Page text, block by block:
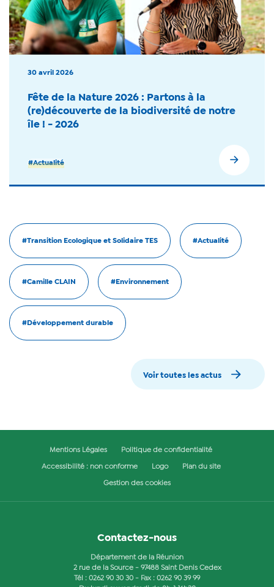
30 avril 2026
Fête de la Nature 2026 : Partons à la
(re)découverte de la biodiversité de notre
île ! - 2026
#Actualité
#Transition Ecologique et Solidaire TES #Actualité
#Camille CLAIN #Environnement
#Développement durable
Voir toutes les actus
Mentions Légales Politique de confidentialité
Accessibilité : non conforme Logo Plan du site
Gestion des cookies
Contactez-nous
Département de la Réunion
2 rue de la Source - 97488 Saint Denis Cedex
Tél : 0262 90 30 30 - Fax : 0262 90 39 99